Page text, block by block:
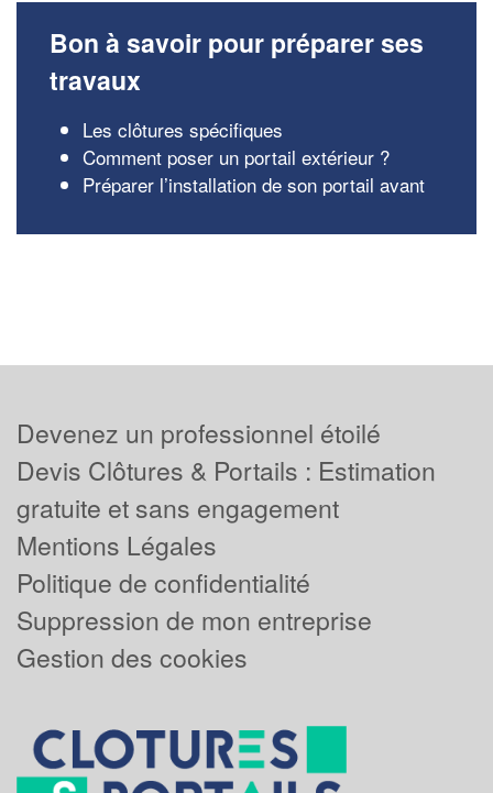
Bon à savoir pour préparer ses
travaux
Les clôtures spécifiques
Comment poser un portail extérieur ?
Préparer l’installation de son portail avant
Devenez un professionnel étoilé
Devis Clôtures & Portails : Estimation
gratuite et sans engagement
Mentions Légales
Politique de confidentialité
Suppression de mon entreprise
Gestion des cookies